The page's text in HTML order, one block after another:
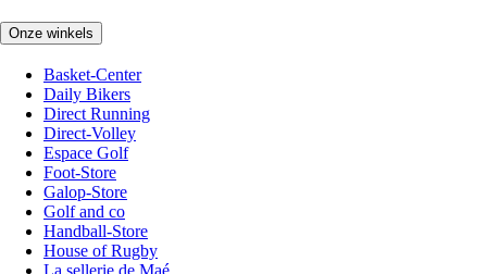
Onze winkels
Basket-Center
Daily Bikers
Direct Running
Direct-Volley
Espace Golf
Foot-Store
Galop-Store
Golf and co
Handball-Store
House of Rugby
La sellerie de Maé